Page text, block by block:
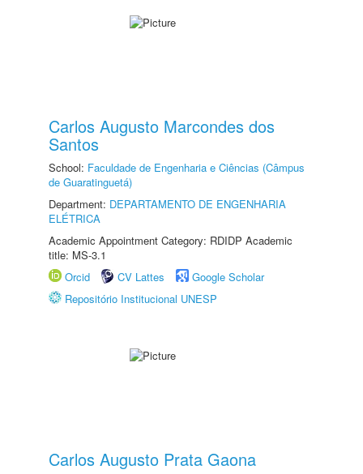
Carlos Augusto Marcondes dos
Santos
School: Faculdade de Engenharia e Ciências (Câmpus
de Guaratinguetá)
Department: DEPARTAMENTO DE ENGENHARIA
ELÉTRICA
Academic Appointment Category: RDIDP Academic
title: MS-3.1
Orcid
CV Lattes
Google Scholar
Repositório Institucional UNESP
Carlos Augusto Prata Gaona